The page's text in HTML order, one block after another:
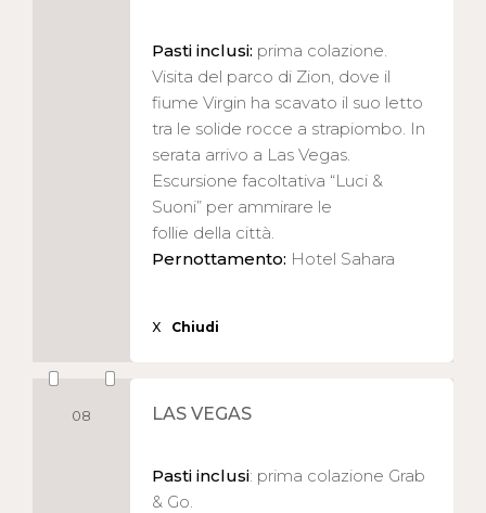
Pasti inclusi: prima colazione.
Visita del parco di Zion, dove il
fiume Virgin ha scavato il suo letto
tra le solide rocce a strapiombo. In
serata arrivo a Las Vegas.
Escursione facoltativa “Luci &
Suoni” per ammirare le
follie della città.
Pernottamento: Hotel Sahara
X Chiudi
08 LAS VEGAS
Pasti inclusi: prima colazione Grab
& Go.